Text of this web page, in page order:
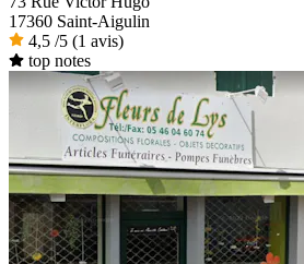
17360 Saint-Aigulin
4,5 /5 (1 avis)
top notes